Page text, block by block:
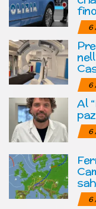
6
6
Al
6
6